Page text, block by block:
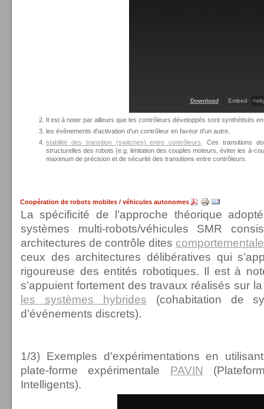
Download Embed
Il est à noter par ailleurs que les contrôleurs développés sont synthétisés
les évènements d'activation d'un contrôleur en faveur d'un autre.
stabilité des transition (switches) entre contrôleurs
. Ces transitions
structurelles des robots (e.g. limitation des couples moteurs, éviter les à-
maximum de précision et de sécurité des transitions entre contrôleurs.
Coopération de robots mobiles / véhicules autonomes
La spécificité de l’approche théorique
systèmes multi-robots/véhicules SMR
architectures de contrôle dites
ceux des architectures délibératives qui
rigoureuse des entités robotiques. Il est à
s’appuient fortement des travaux réalisés sur
les systèmes hybrides (cohabitation de
d’événements discrets).
1/3) Exemples d'expérimentations en
plate-forme expérimentale PAVIN
Intelligents).